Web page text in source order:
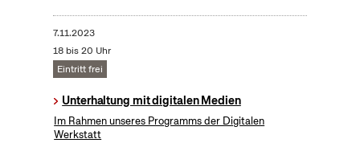
7.11.2023
18 bis 20 Uhr
Eintritt frei
Unterhaltung mit digitalen Medien
Im Rahmen unseres Programms der Digitalen
Werkstatt